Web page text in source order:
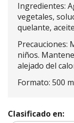
Ingredientes:
vegetales,
quelante,
Precauciones:
niños.
alejado del
Formato: 500
Clasificado en: